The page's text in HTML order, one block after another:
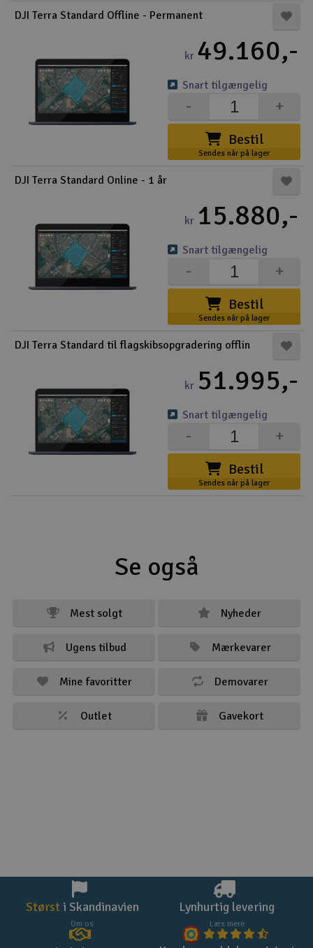
DJI Terra Standard Offline - Permanent
kr 49.160,-
Bestil
Sendes når på lager
+
-
Snart tilgængelig
DJI Terra Standard Online - 1 år
kr 15.880,-
Bestil
Sendes når på lager
+
-
Snart tilgængelig
DJI Terra Standard til flagskibsopgradering offlin
kr 51.995,-
Bestil
Sendes når på lager
+
-
Snart tilgængelig
Se også
Mest solgt Nyheder
Ugens tilbud Mærkevarer
Mine favoritter Demovarer
Outlet Gavekort
Størst i Skandinavien
Om os
Lynhurtig levering
Læs mere